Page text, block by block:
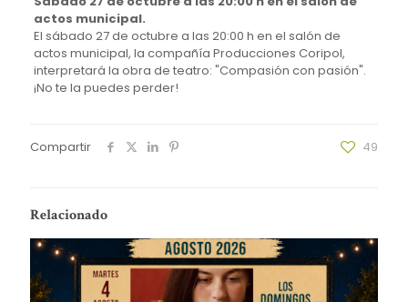
actos municipal.
El sábado 27 de octubre a las 20:00 h en el salón de
actos municipal, la compañía Producciones Coripol,
interpretará la obra de teatro: "Compasión con pasión".
¡No te la puedes perder!
Compartir 49
Relacionado